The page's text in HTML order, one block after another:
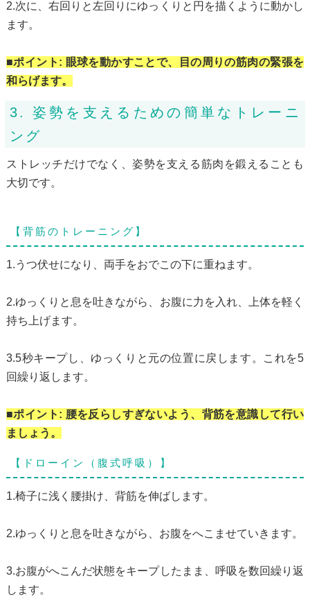
2.次に、右回りと左回りにゆっくりと円を描くように動かし
ます。
■ポイント: 眼球を動かすことで、目の周りの筋肉の緊張を
和らげます。
3. 姿勢を支えるための簡単なトレーニ
ング
ストレッチだけでなく、姿勢を支える筋肉を鍛えることも
大切です。
【背筋のトレーニング】
1.うつ伏せになり、両手をおでこの下に重ねます。
2.ゆっくりと息を吐きながら、お腹に力を入れ、上体を軽く
持ち上げます。
3.5秒キープし、ゆっくりと元の位置に戻します。これを5
回繰り返します。
■ポイント: 腰を反らしすぎないよう、背筋を意識して行い
ましょう。
【ドローイン（腹式呼吸）】
1.椅子に浅く腰掛け、背筋を伸ばします。
2.ゆっくりと息を吐きながら、お腹をへこませていきます。
3.お腹がへこんだ状態をキープしたまま、呼吸を数回繰り返
します。